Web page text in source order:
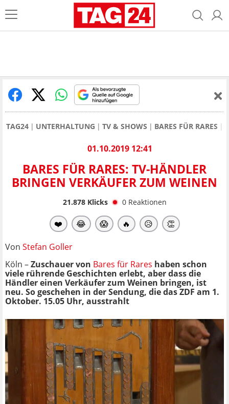
TAG24 UNTERHALTUNG TV & SHOWS BARES FÜR RARES
01.10.2019 12:41
BARES FÜR RARES: TV-HÄNDLER
BRINGEN VERKÄUFER ZUM WEINEN
21.878Klicks 0 Reaktionen
❤️ 😂 😱 🔥 😥 👏
Von Stefan Goller
Köln –Zuschauer von Bares für Rares haben schon
viele rührende Geschichten erlebt, aber dass die
Händler einen Verkäufer zum Weinen bringen, ist
neu. So geschehen in der Sendung, die das ZDF am 1.
Oktober. 15.05 Uhr, ausstrahlt